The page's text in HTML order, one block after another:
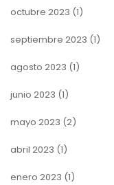
octubre 2023 (1)
septiembre 2023 (1)
agosto 2023 (1)
junio 2023 (1)
mayo 2023 (2)
abril 2023 (1)
enero 2023 (1)